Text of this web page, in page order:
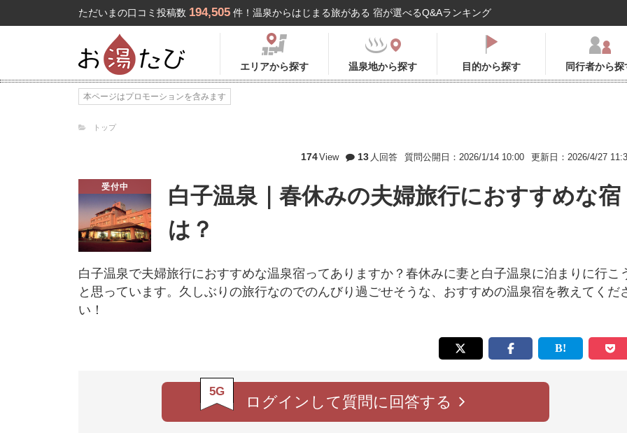
ただいまの口コミ投稿数 194,505 件！温泉からはじまる旅がある 宿が選べるQ&Aランキング
エリアから探す 温泉地から探す 目的から探す 同行者から探
本ページはプロモーションを含みます
トップ
174View 13 人回答 質問公開日：2026/1/14 10:00 更新日：2026/4/27
受付中
白子温泉｜春休みの夫婦旅行におすすめな宿
は？
白子温泉で夫婦旅行におすすめな温泉宿ってありますか？春休みに妻と白子温泉に泊まりに行こ
と思っています。久しぶりの旅行なのでのんびり過ごせそうな、おすすめの温泉宿を教えてくだ
い！
5G
ログインして質問に回答する